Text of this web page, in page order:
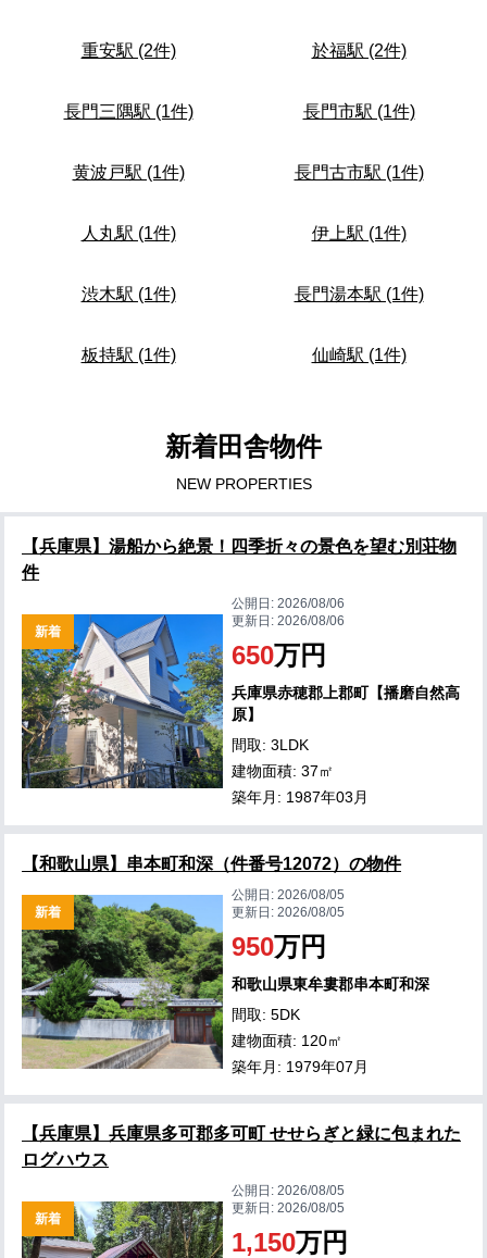
重安駅 (2件) 於福駅 (2件)
長門三隅駅 (1件) 長門市駅 (1件)
黄波戸駅 (1件) 長門古市駅 (1件)
人丸駅 (1件) 伊上駅 (1件)
渋木駅 (1件) 長門湯本駅 (1件)
板持駅 (1件) 仙崎駅 (1件)
新着田舎物件
NEW PROPERTIES
【兵庫県】湯船から絶景！四季折々の景色を望む別荘物
件
新着
公開日:2026/08/06
更新日:2026/08/06
650万円
兵庫県赤穂郡上郡町【播磨自然高
原】
間取: 3LDK
建物面積: 37㎡
築年月: 1987年03月
【和歌山県】串本町和深（件番号12072）の物件
新着
公開日:2026/08/05
更新日:2026/08/05
950万円
和歌山県東牟婁郡串本町和深
間取: 5DK
建物面積: 120㎡
築年月: 1979年07月
【兵庫県】兵庫県多可郡多可町 せせらぎと緑に包まれた
ログハウス
新着
公開日:2026/08/05
更新日:2026/08/05
1,150万円